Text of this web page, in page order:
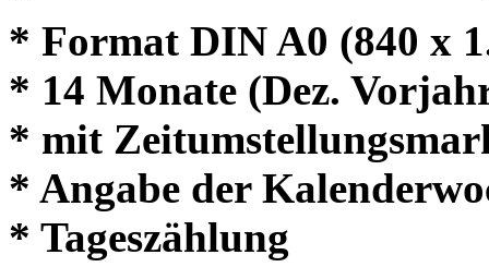
* Format DIN A0 (840 x
* 14 Monate (Dez.
* mit
* Angabe der
* Tageszählung